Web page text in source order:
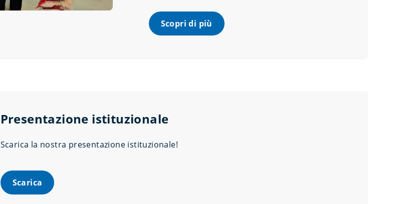
Scopri di più
Presentazione istituzionale
Scarica la nostra presentazione istituzionale!
Scarica